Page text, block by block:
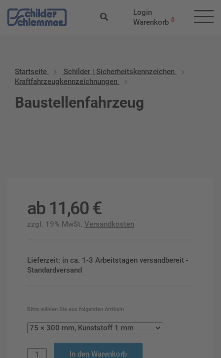
Login
Warenkorb 0
Startseite
Schilder | Sicherheitskennzeichen
Kraftfahrzeugkennzeichnungen
Baustellenfahrzeug
ab 11,60 €
zzgl. 19% MwSt. Versandkosten
Lieferzeit: in ca. 1-3 Arbeitstagen versandbereit -
Standardversand
Bitte wählen Sie aus folgenden Artikeln
In den Warenkorb